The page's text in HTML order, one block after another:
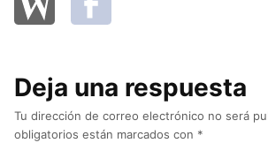
Deja una respuesta
Tu dirección de correo electrónico no será
obligatorios están marcados con *